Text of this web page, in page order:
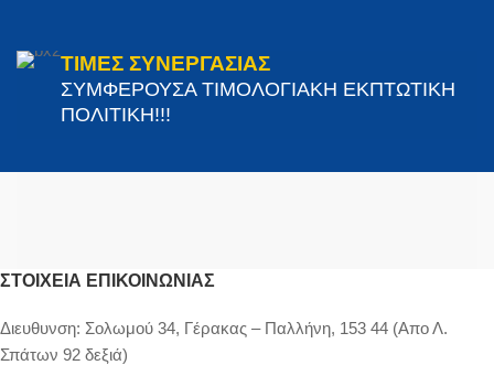
ΤΙΜΕΣ ΣΥΝΕΡΓΑΣΙΑΣ
ΣΥΜΦΕΡΟΥΣΑ ΤΙΜΟΛΟΓΙΑΚΗ ΕΚΠΤΩΤΙΚΗ
ΠΟΛΙΤΙΚΗ!!!
ΣΤΟΙΧΕΊΑ ΕΠΙΚΟΙΝΩΝΊΑΣ
Διευθυνση: Σολωμού 34, Γέρακας – Παλλήνη, 153 44 (Απο Λ.
Σπάτων 92 δεξιά)